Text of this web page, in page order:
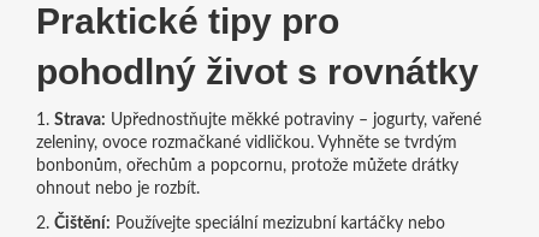
Praktické tipy pro
pohodlný život s rovnátky
1. Strava: Upřednostňujte měkké potraviny – jogurty, vařené
zeleniny, ovoce rozmačkané vidličkou. Vyhněte se tvrdým
bonbonům, ořechům a popcornu, protože můžete drátky
ohnout nebo je rozbít.
2. Čištění: Používejte speciální mezizubní kartáčky nebo